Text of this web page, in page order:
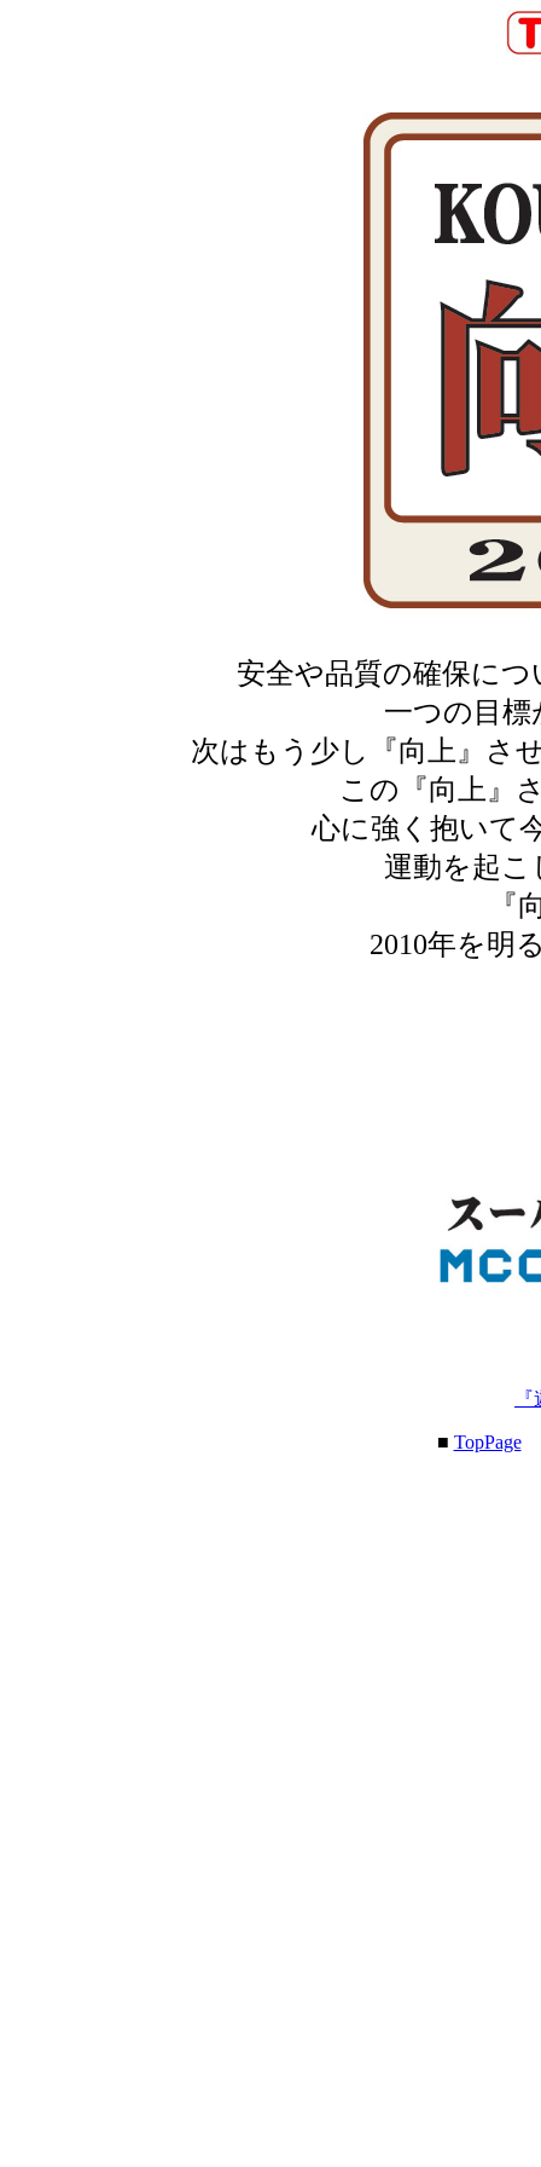
安全や品質の確保に
一つの目
次はもう少し『向上』さ
この『向上』
心に強く抱いて
運動を起
『
2010年を明
■ TopPage